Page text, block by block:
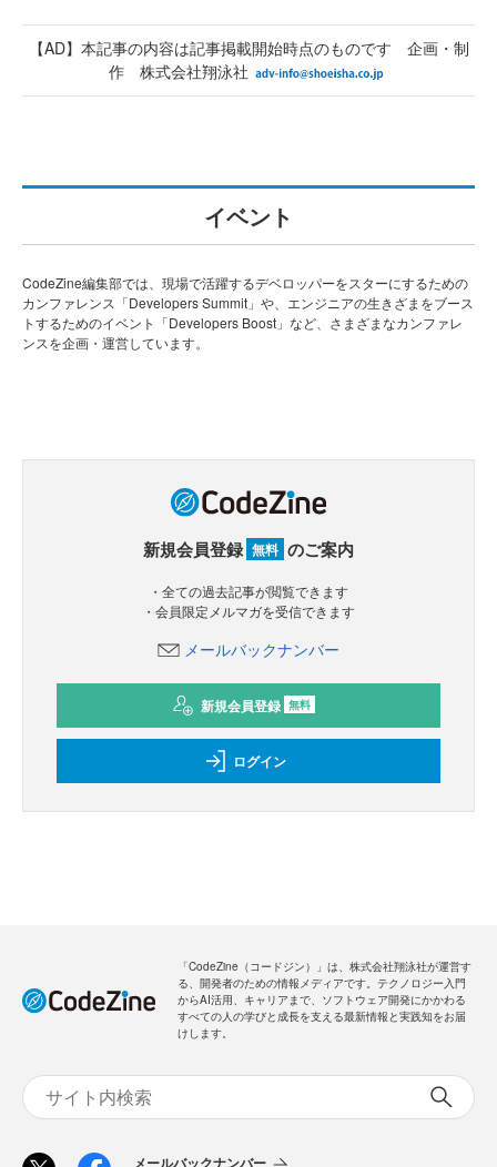
【AD】本記事の内容は記事掲載開始時点のものです 企画・制
作 株式会社翔泳社
イベント
CodeZine編集部では、現場で活躍するデベロッパーをスターにするための
カンファレンス「Developers Summit」や、エンジニアの生きざまをブース
トするためのイベント「Developers Boost」など、さまざまなカンファレ
ンスを企画・運営しています。
新規会員登録 無料 のご案内
・全ての過去記事が閲覧できます
・会員限定メルマガを受信できます
メールバックナンバー
新規会員登録 無料
ログイン
「CodeZine（コードジン）」は、株式会社翔泳社が運営す
る、開発者のための情報メディアです。テクノロジー入門
からAI活用、キャリアまで、ソフトウェア開発にかかわる
すべての人の学びと成長を支える最新情報と実践知をお届
けします。
メールバックナンバー